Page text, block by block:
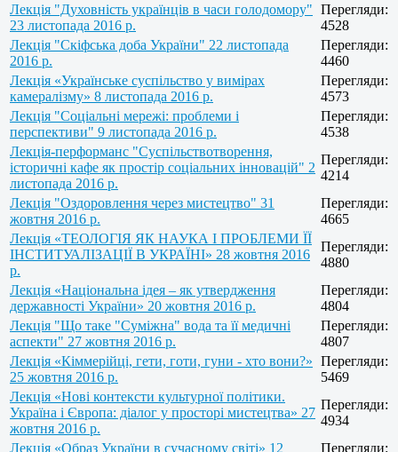
Лекція "Духовність українців в часи голодомору"
23 листопада 2016 р.
Перегляди:
4528
Лекція "Скіфська доба України" 22 листопада
2016 р.
Перегляди:
4460
Лекція «Українське суспільство у вимірах
камералізму» 8 листопада 2016 р.
Перегляди:
4573
Лекція "Соціальні мережі: проблеми і
перспективи" 9 листопада 2016 р.
Перегляди:
4538
Лекція-перформанс "Суспільствотворення,
історичні кафе як простір соціальних інновацій" 2
листопада 2016 р.
Перегляди:
4214
Лекція "Оздоровлення через мистецтво" 31
жовтня 2016 р.
Перегляди:
4665
Лекція «ТЕОЛОГІЯ ЯК НАУКА І ПРОБЛЕМИ ЇЇ
ІНСТИТУАЛІЗАЦІЇ В УКРАЇНІ» 28 жовтня 2016
р.
Перегляди:
4880
Лекція «Національна ідея – як утвердження
державності України» 20 жовтня 2016 р.
Перегляди:
4804
Лекція "Що таке "Суміжна" вода та її медичні
аспекти" 27 жовтня 2016 р.
Перегляди:
4807
Лекція «Кіммерійці, гети, готи, гуни - хто вони?»
25 жовтня 2016 р.
Перегляди:
5469
Лекція «Нові контексти культурної політики.
Україна і Європа: діалог у просторі мистецтва» 27
жовтня 2016 р.
Перегляди:
4934
Лекція «Образ України в сучасному світі» 12
Перегляди: